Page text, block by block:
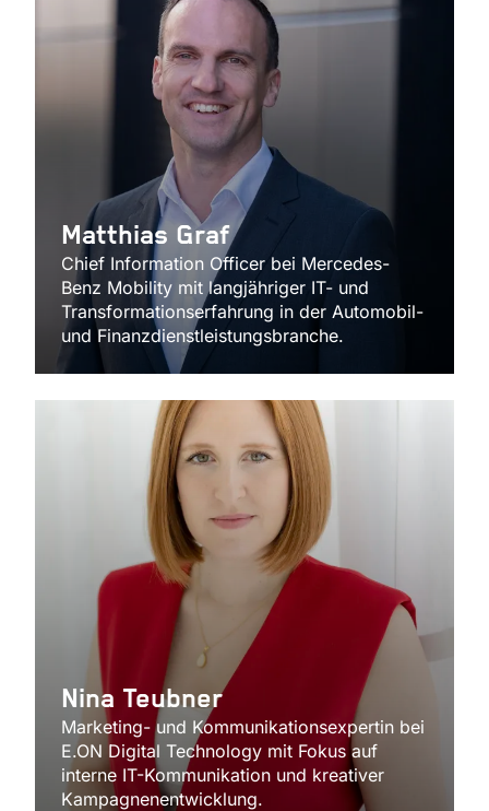
Matthias Graf
Chief Information Officer bei Mercedes-
Benz Mobility mit langjähriger IT- und
Transformationserfahrung in der Automobil-
und Finanzdienstleistungsbranche.
Nina Teubner
Marketing- und Kommunikationsexpertin bei
E.ON Digital Technology mit Fokus auf
interne IT-Kommunikation und kreativer
Kampagnenentwicklung.